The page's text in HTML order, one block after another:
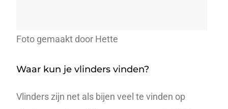
Foto gemaakt door Hette
Waar kun je vlinders vinden?
Vlinders zijn net als bijen veel te vinden op